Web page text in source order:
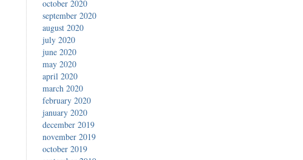
october 2020
september 2020
august 2020
july 2020
june 2020
may 2020
april 2020
march 2020
february 2020
january 2020
december 2019
november 2019
october 2019